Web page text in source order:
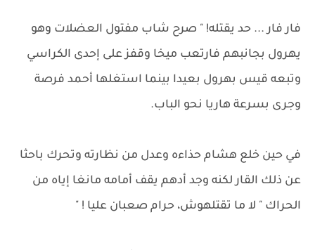
فار فار ... حد يقتله! " صرح شاب مفتول العضلات وهو
يهرول بجانبهم فارتعب ميخا وقفز على إحدى الكراسي
وتبعه قيس بهرول بعيدا بينما استغلها أحمد فرصة
وجرى بسرعة هاريا نحو الباب.
في حين خلع هشام حذاءه وعدل من نظارته وتحرك باحثا
عن ذلك القار لكنه وجد أدهم يقف أمامه مانغا إياه من
الحراك " لا ما تقتلهوش، حرام صعبان عليا ! "